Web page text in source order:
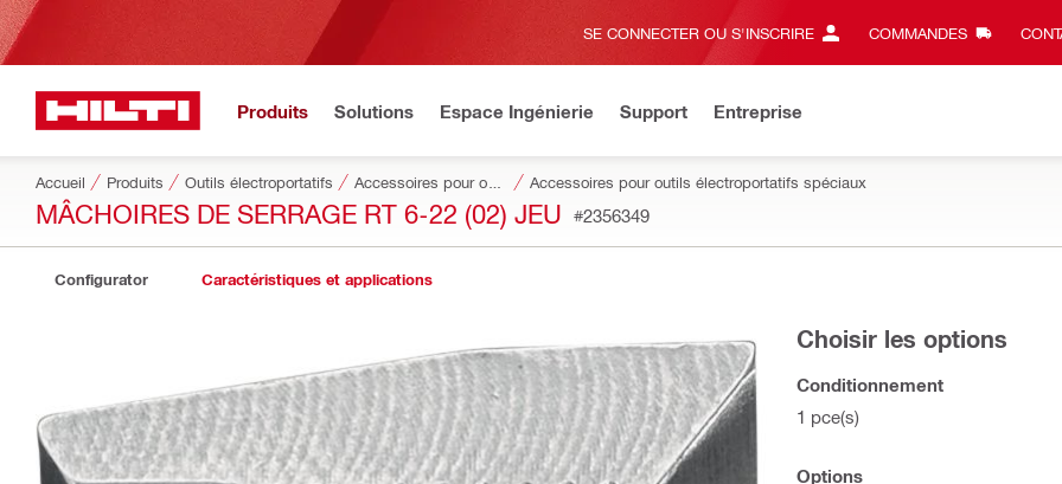
SE CONNECTER OU S'INSCRIRE COMMANDES
Produits Solutions Espace Ingénierie Support Entreprise
Accueil Produits Outils électroportatifs Accessoires pour outils électroportatifs spéciaux
MÂCHOIRES DE SERRAGE RT 6-22 (02) JEU #2356349
Configurator Caractéristiques et applications
Choisir les options
Conditionnement
1 pce(s)
Options